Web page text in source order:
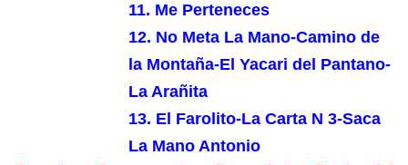
11. Me Perteneces
12. No Meta La Mano-Camino de
la Montaña-El Yacari del Pantano-
La Arañita
13. El Farolito-La Carta N 3-Saca
La Mano Antonio